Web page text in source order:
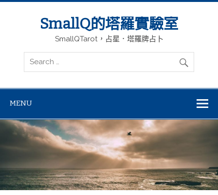
SmallQ的塔羅實驗室
SmallQTarot，占星．塔羅牌占卜
MENU